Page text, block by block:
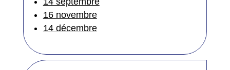
16 novembre
14 décembre